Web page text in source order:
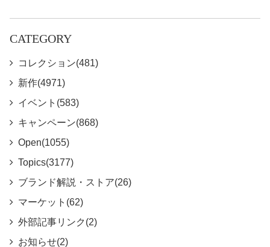
CATEGORY
コレクション(481)
新作(4971)
イベント(583)
キャンペーン(868)
Open(1055)
Topics(3177)
ブランド解説・ストア(26)
マーケット(62)
外部記事リンク(2)
お知らせ(2)